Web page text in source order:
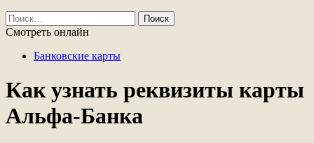
Найти:
Смотреть онлайн
Банковские карты
Как узнать реквизиты карты
Альфа-Банка